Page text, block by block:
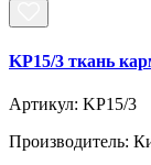
KP15/3 ткань
Артикул: KP15/3
Производитель: